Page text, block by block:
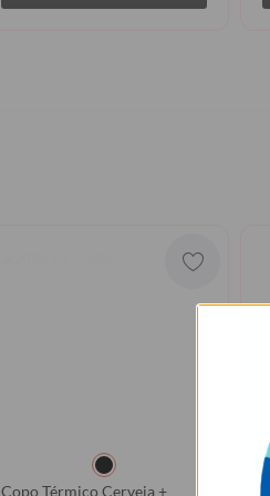
Copo Térmico Cerveja +